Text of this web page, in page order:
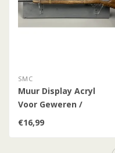
SMC
Muur Display Acryl
Voor Geweren /
Zwaarden
€16,99